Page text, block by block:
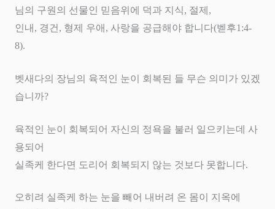
님의 구원의 선물인 믿음위에 덕과 지식, 절제 ,
인내 , 경건 , 형제 우애 , 사랑을 공급해야 합니다(벧후1:4-
8).
벳새다의 장님의 육적인 눈이 회복된 들 무슨 의미가 있겠
습니까?
육적인 눈이 회복되어 자신의 정욕을 불러 일으키는데 사
용되어
실족케 한다면 도리어 회복되지 않는 것보다 못합니다.
오히려 실족케 하는 눈을 빼어 내버려 온 몸이 지옥에